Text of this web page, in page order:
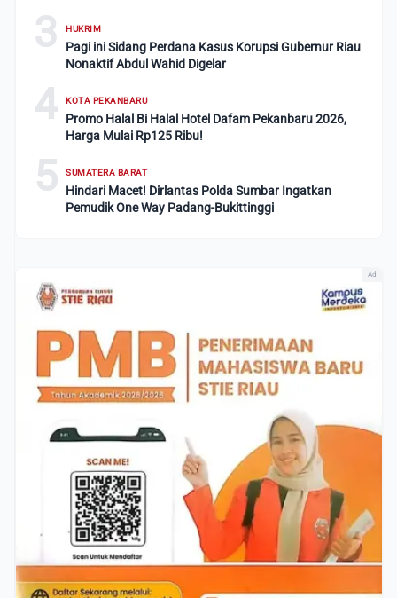
3 HUKRIM
Pagi ini Sidang Perdana Kasus Korupsi Gubernur Riau
Nonaktif Abdul Wahid Digelar
4 KOTA PEKANBARU
Promo Halal Bi Halal Hotel Dafam Pekanbaru 2026,
Harga Mulai Rp125 Ribu!
5 SUMATERA BARAT
Hindari Macet! Dirlantas Polda Sumbar Ingatkan
Pemudik One Way Padang-Bukittinggi
Ad